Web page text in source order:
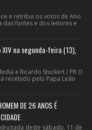
e retribui os votos de Ano
fontes e dos leitores e
na segunda-feira (13),
e Ricardo Stuckert / PR O
recebido pelo Papa Leão
DE 26 ANOS É
deste sábado, 11 de